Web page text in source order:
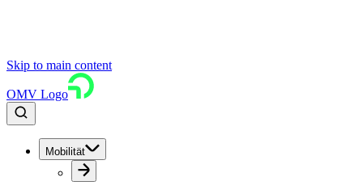
Skip to main content
OMV Logo
Mobilität